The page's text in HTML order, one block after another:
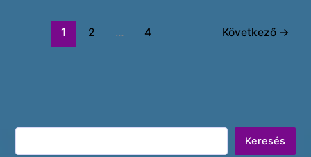
1 2 … 4 Következő →
Keresés
Keresés